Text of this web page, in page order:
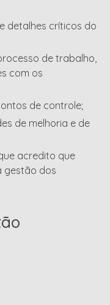
detalhes críticos do
de trabalho,
com os
de controle;
de melhoria e de
acredito que
gestão dos